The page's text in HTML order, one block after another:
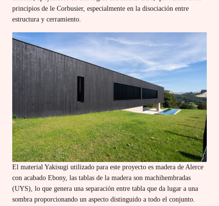
principios de le Corbusier, especialmente en la disociación entre
estructura y cerramiento.
El material Yakisugi utilizado para este proyecto es madera de Alerce
con acabado Ebony, las tablas de la madera son machihembradas
(UYS), lo que genera una separación entre tabla que da lugar a una
sombra proporcionando un aspecto distinguido a todo el conjunto.